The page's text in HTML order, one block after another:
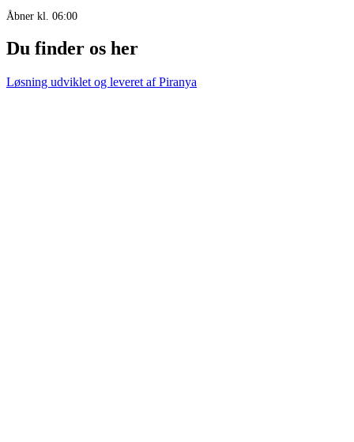
Åbner kl. 06:00
Du finder os her
Løsning udviklet og leveret afPiranya